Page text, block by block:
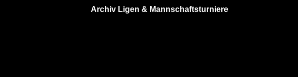
Archiv Ligen & Mannschaftsturniere